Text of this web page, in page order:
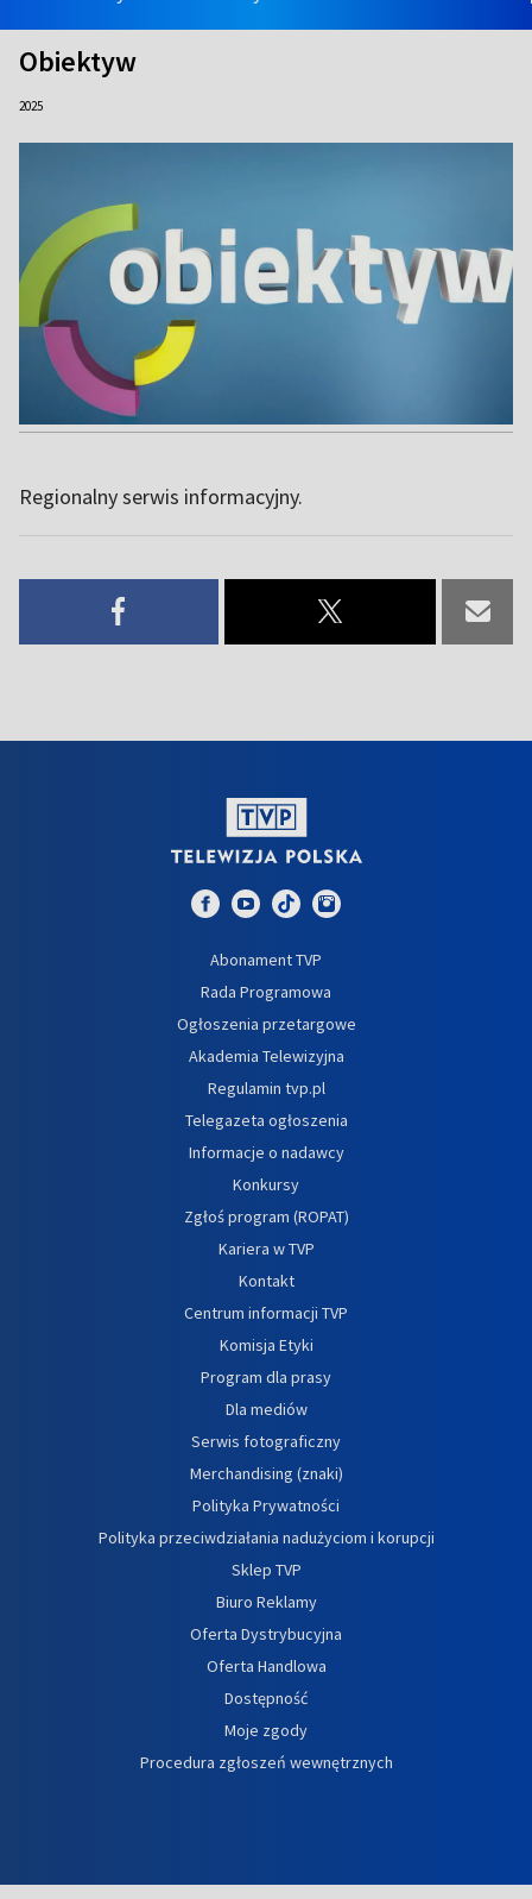
Obiektyw
2025
Regionalny serwis informacyjny.
Abonament TVP
Rada Programowa
Ogłoszenia przetargowe
Akademia Telewizyjna
Regulamin tvp.pl
Telegazeta ogłoszenia
Informacje o nadawcy
Konkursy
Zgłoś program (ROPAT)
Kariera w TVP
Kontakt
Centrum informacji TVP
Komisja Etyki
Program dla prasy
Dla mediów
Serwis fotograficzny
Merchandising (znaki)
Polityka Prywatności
Polityka przeciwdziałania nadużyciom i korupcji
Sklep TVP
Biuro Reklamy
Oferta Dystrybucyjna
Oferta Handlowa
Dostępność
Moje zgody
Procedura zgłoszeń wewnętrznych